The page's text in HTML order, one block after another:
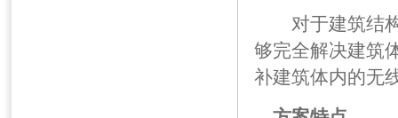
对于建筑结构
够完全解决建筑
补建筑体内的无